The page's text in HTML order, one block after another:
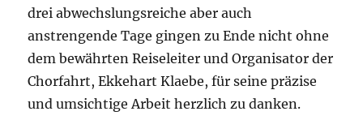
drei abwechslungsreiche aber auch
anstrengende Tage gingen zu Ende nicht ohne
dem bewährten Reiseleiter und Organisator der
Chorfahrt, Ekkehart Klaebe, für seine präzise
und umsichtige Arbeit herzlich zu danken.